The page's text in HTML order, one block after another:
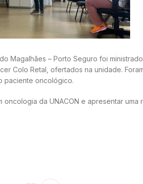
Magalhães – Porto Seguro foi
Colo Retal, ofertados na unidade.
paciente oncológico.
da UNACON e apresentar